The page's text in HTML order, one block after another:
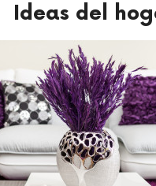
Ideas del